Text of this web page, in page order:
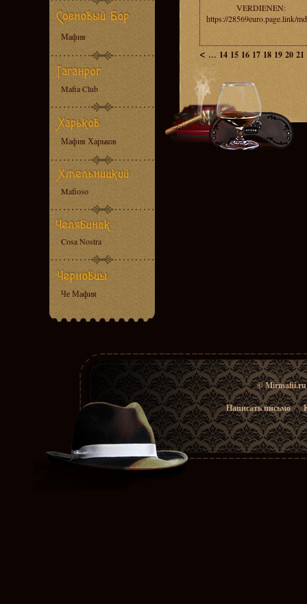
Мафия
Mafia Club
Мафия Харьков
Mafioso
Cosa Nostra
Че Мафия
VERDIENEN:
https://28569euro.page.link/
< ...14 15 16 17 18 19 20 21
© Mirmafii.ru
Написать письмо